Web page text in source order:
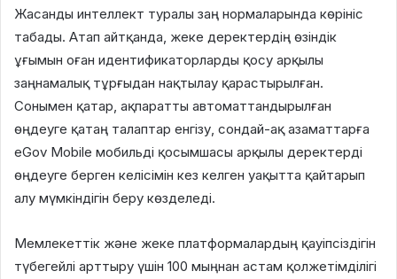
Жасанды интеллект туралы заң нормаларында көрініс
табады. Атап айтқанда, жеке деректердің өзіндік
ұғымын оған идентификаторларды қосу арқылы
заңнамалық тұрғыдан нақтылау қарастырылған.
Сонымен қатар, ақпаратты автоматтандырылған
өңдеуге қатаң талаптар енгізу, сондай-ақ азаматтарға
eGov Mobile мобильді қосымшасы арқылы деректерді
өңдеуге берген келісімін кез келген уақытта қайтарып
алу мүмкіндігін беру көзделеді.
Мемлекеттік және жеке платформалардың қауіпсіздігін
түбегейлі арттыру үшін 100 мыңнан астам қолжетімділігі